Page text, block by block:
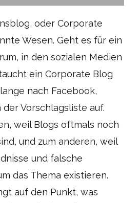
oder Corporate
Wesen. Geht es für ein
in den sozialen Medien
ein Corporate Blog
nach Facebook,
Vorschlagsliste auf.
weil Blogs oftmals noch
und zum anderen, weil
und falsche
das Thema existieren.
auf den Punkt, was